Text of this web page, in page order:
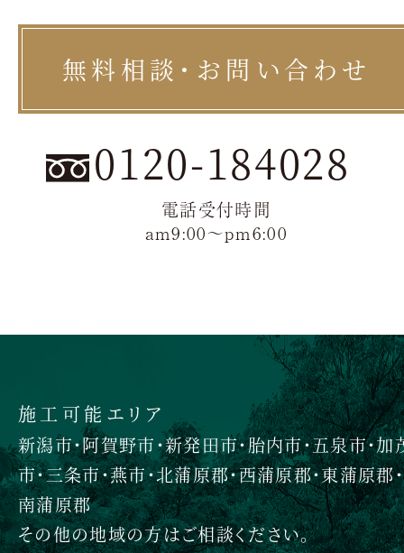
無料相談・お問い合わせ
0120-184028
電話受付時間
am9:00〜pm6:00
施工可能エリア
新潟市・阿賀野市・新発田市・胎内市・五泉市・加
市・三条市・燕市・北蒲原郡・西蒲原郡・東蒲原郡・
南蒲原郡
その他の地域の方はご相談ください。